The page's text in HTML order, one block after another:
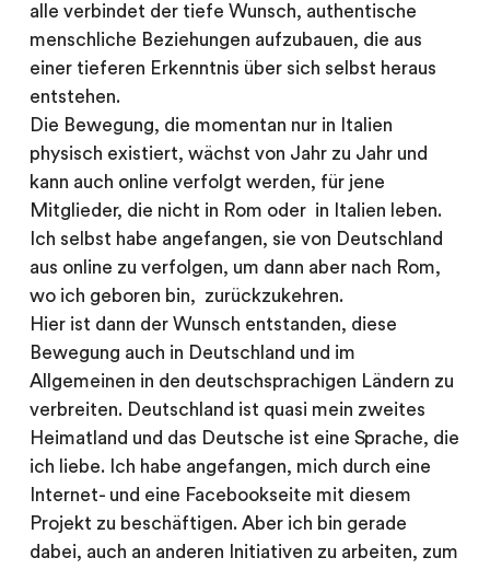
alle verbindet der tiefe Wunsch, authentische
menschliche Beziehungen aufzubauen, die aus
einer tieferen Erkenntnis über sich selbst heraus
entstehen.
Die Bewegung, die momentan nur in Italien
physisch existiert, wächst von Jahr zu Jahr und
kann auch online verfolgt werden, für jene
Mitglieder, die nicht in Rom oder in Italien leben.
Ich selbst habe angefangen, sie von Deutschland
aus online zu verfolgen, um dann aber nach Rom,
wo ich geboren bin, zurückzukehren.
Hier ist dann der Wunsch entstanden, diese
Bewegung auch in Deutschland und im
Allgemeinen in den deutschsprachigen Ländern zu
verbreiten. Deutschland ist quasi mein zweites
Heimatland und das Deutsche ist eine Sprache, die
ich liebe. Ich habe angefangen, mich durch eine
Internet- und eine Facebookseite mit diesem
Projekt zu beschäftigen. Aber ich bin gerade
dabei, auch an anderen Initiativen zu arbeiten, zum